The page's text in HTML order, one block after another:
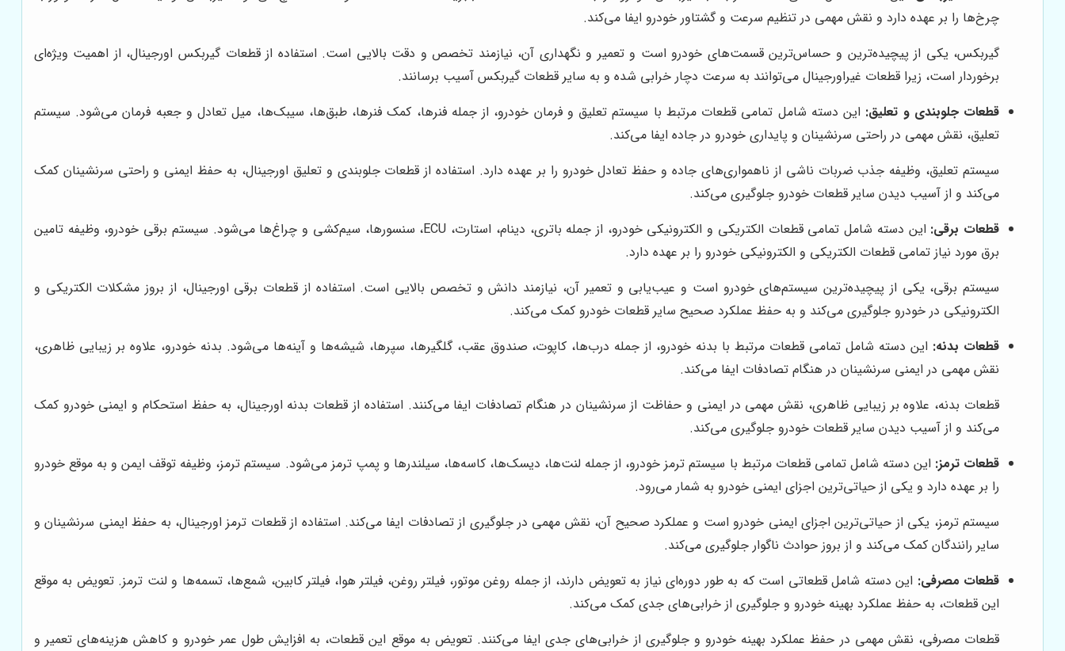
چرخ‌ها را بر عهده دارد و نقش مهمی در تنظیم سرعت و گشتاور خودرو ایفا می‌کند.
گیربکس، یکی از پیچیده‌ترین و حساس‌ترین قسمت‌های خودرو است و تعمیر و نگهداری آن، نیازمند تخصص و دقت بالایی است. استفاده از قطعات گیربکس اورجینال، از اهمیت ویژه‌ای
برخوردار است، زیرا قطعات غیراورجینال می‌توانند به سرعت دچار خرابی شده و به سایر قطعات گیربکس آسیب برسانند.
قطعات جلوبندی و تعلیق: این دسته شامل تمامی قطعات مرتبط با سیستم تعلیق و فرمان خودرو، از جمله فنرها، کمک فنرها، طبق‌ها، سیبک‌ها، میل تعادل و جعبه فرمان می‌شود. سیستم
تعلیق، نقش مهمی در راحتی سرنشینان و پایداری خودرو در جاده ایفا می‌کند.
سیستم تعلیق، وظیفه جذب ضربات ناشی از ناهمواری‌های جاده و حفظ تعادل خودرو را بر عهده دارد. استفاده از قطعات جلوبندی و تعلیق اورجینال، به حفظ ایمنی و راحتی سرنشینان کمک
می‌کند و از آسیب دیدن سایر قطعات خودرو جلوگیری می‌کند.
قطعات برقی:
این دسته شامل تمامی قطعات الکتریکی و الکترونیکی خودرو، از جمله باتری، دینام، استارت، ECU، سنسورها، سیم‌کشی و چراغ‌ها می‌شود. سیستم برقی خودرو، وظیفه تامین
برق مورد نیاز تمامی قطعات الکتریکی و الکترونیکی خودرو را بر عهده دارد.
سیستم برقی، یکی از پیچیده‌ترین سیستم‌های خودرو است و عیب‌یابی و تعمیر آن، نیازمند دانش و تخصص بالایی است. استفاده از قطعات برقی اورجینال، از بروز مشکلات الکتریکی و
الکترونیکی در خودرو جلوگیری می‌کند و به حفظ عملکرد صحیح سایر قطعات خودرو کمک می‌کند.
قطعات بدنه: این دسته شامل تمامی قطعات مرتبط با بدنه خودرو، از جمله درب‌ها، کاپوت، صندوق عقب، گلگیرها، سپرها، شیشه‌ها و آینه‌ها می‌شود. بدنه خودرو، علاوه بر زیبایی ظاهری،
نقش مهمی در ایمنی سرنشینان در هنگام تصادفات ایفا می‌کند.
قطعات بدنه، علاوه بر زیبایی ظاهری، نقش مهمی در ایمنی و حفاظت از سرنشینان در هنگام تصادفات ایفا می‌کنند. استفاده از قطعات بدنه اورجینال، به حفظ استحکام و ایمنی خودرو کمک
می‌کند و از آسیب دیدن سایر قطعات خودرو جلوگیری می‌کند.
قطعات ترمز: این دسته شامل تمامی قطعات مرتبط با سیستم ترمز خودرو، از جمله لنت‌ها، دیسک‌ها، کاسه‌ها، سیلندرها و پمپ ترمز می‌شود. سیستم ترمز، وظیفه توقف ایمن و به موقع خودرو
را بر عهده دارد و یکی از حیاتی‌ترین اجزای ایمنی خودرو به شمار می‌رود.
سیستم ترمز، یکی از حیاتی‌ترین اجزای ایمنی خودرو است و عملکرد صحیح آن، نقش مهمی در جلوگیری از تصادفات ایفا می‌کند. استفاده از قطعات ترمز اورجینال، به حفظ ایمنی سرنشینان و
سایر رانندگان کمک می‌کند و از بروز حوادث ناگوار جلوگیری می‌کند.
قطعات مصرفی: این دسته شامل قطعاتی است که به طور دوره‌ای نیاز به تعویض دارند، از جمله روغن موتور، فیلتر روغن، فیلتر هوا، فیلتر کابین، شمع‌ها، تسمه‌ها و لنت ترمز. تعویض به موقع
این قطعات، به حفظ عملکرد بهینه خودرو و جلوگیری از خرابی‌های جدی کمک می‌کند.
قطعات مصرفی، نقش مهمی در حفظ عملکرد بهینه خودرو و جلوگیری از خرابی‌های جدی ایفا می‌کنند. تعویض به موقع این قطعات، به افزایش طول عمر خودرو و کاهش هزینه‌های تعمیر و